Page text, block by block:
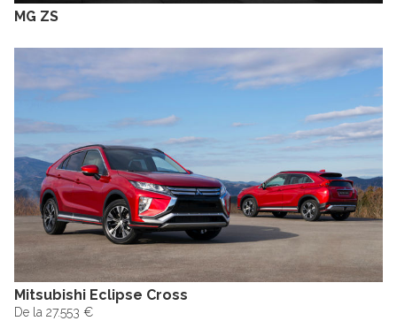
MG ZS
Mitsubishi Eclipse Cross
De la 27.553 €